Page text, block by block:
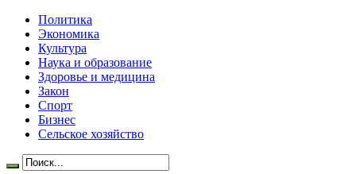
Политика
Экономика
Культура
Наука и образование
Здоровье и медицина
Закон
Спорт
Бизнес
Сельское хозяйство